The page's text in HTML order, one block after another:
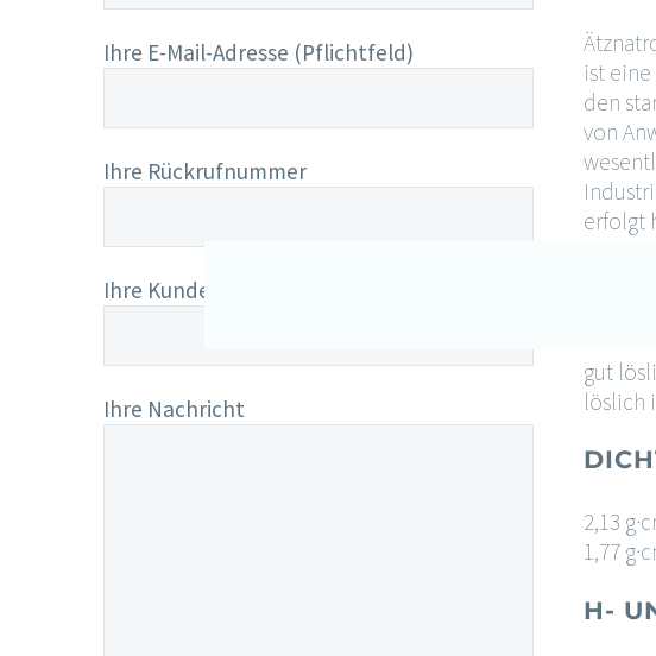
Ihre E-Mail-Adresse (Pflichtfeld)
Ihre Rückrufnummer
Ihre Kundennummer
Ihre Nachricht
ist
den
von
erfolgt
gut
löslich
2,13
1,77
H-